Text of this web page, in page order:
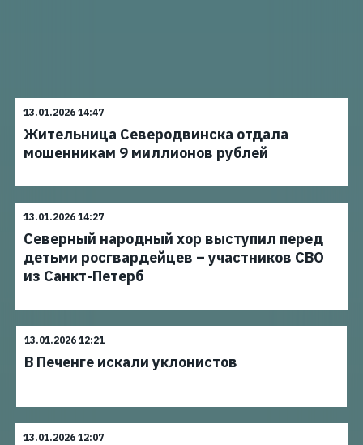
13.01.2026 14:47
Жительница Северодвинска отдала
мошенникам 9 миллионов рублей
13.01.2026 14:27
Северный народный хор выступил перед
детьми росгвардейцев – участников СВО
из Санкт-Петерб
13.01.2026 12:21
В Печенге искали уклонистов
13.01.2026 12:07